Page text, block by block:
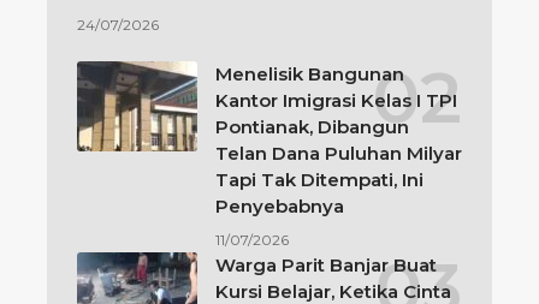
24/07/2026
Menelisik Bangunan
Kantor Imigrasi Kelas I TPI
Pontianak, Dibangun
Telan Dana Puluhan Milyar
Tapi Tak Ditempati, Ini
Penyebabnya
11/07/2026
Warga Parit Banjar Buat
Kursi Belajar, Ketika Cinta